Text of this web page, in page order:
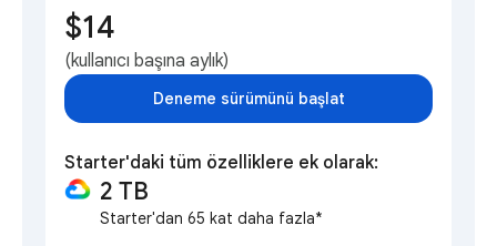
$14
(kullanıcı başına aylık)
Deneme sürümünü başlat
Starter'daki tüm özelliklere ek olarak:
2 TB
Starter'dan 65 kat daha fazla*